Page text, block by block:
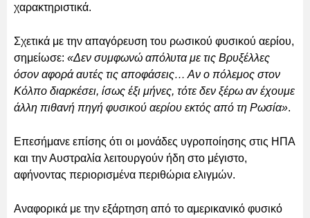
χαρακτηριστικά.
Σχετικά με την απαγόρευση του ρωσικού φυσικού αερίου,
σημείωσε: «Δεν συμφωνώ απόλυτα με τις Βρυξέλλες
όσον αφορά αυτές τις αποφάσεις… Αν ο πόλεμος στον
Κόλπο διαρκέσει, ίσως έξι μήνες, τότε δεν ξέρω αν έχουμε
άλλη πιθανή πηγή φυσικού αερίου εκτός από τη Ρωσία».
Επεσήμανε επίσης ότι οι μονάδες υγροποίησης στις ΗΠΑ
και την Αυστραλία λειτουργούν ήδη στο μέγιστο,
αφήνοντας περιορισμένα περιθώρια ελιγμών.
Αναφορικά με την εξάρτηση από το αμερικανικό φυσικό